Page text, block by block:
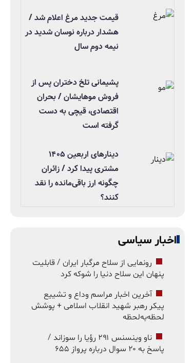
قیمت جدید مرغ اعلام شد /
هشدار درباره نوسان شدید در
نیمه دوم سال
پشیمانی تلخ دختران پس از
فروش موهایشان / بحران
اقتصادی، قیچی به دست
گرفته است
دینارهای اربعین ۱۴۰۵
مشتری پیدا کرد / زائران
چگونه ارز باقی‌مانده را نقد
کنند؟
اخبار سیاسی
رونمایی از سلاح مرگبار ایران / قابلیت
پنهان این سلاح دنیا را شوکه کرد
آخرین اخبار مراسم وداع و تشییع
پیکر رهبر شهید انقلاب اسلامی + پوشش
لحظه‌به‌لحظه
ناو وینسنس ۲۹۱ رؤیا را سوزاند /
پاسخ به ۲۰ سوال درباره پرواز ۶۵۵